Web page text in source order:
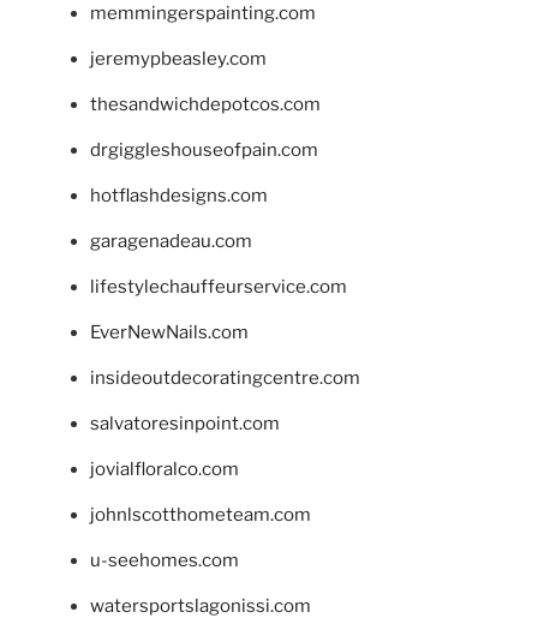
memmingerspainting.com
jeremypbeasley.com
thesandwichdepotcos.com
drgiggleshouseofpain.com
hotflashdesigns.com
garagenadeau.com
lifestylechauffeurservice.com
EverNewNails.com
insideoutdecoratingcentre.com
salvatoresinpoint.com
jovialfloralco.com
johnlscotthometeam.com
u-seehomes.com
watersportslagonissi.com